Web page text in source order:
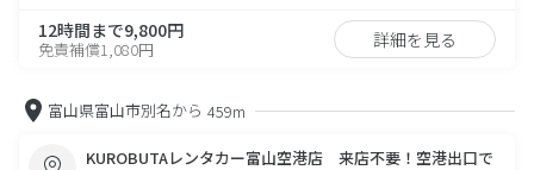
12時間まで9,800円
免責補償1,080円 詳細を見る
富山県富山市別名から 459m
KUROBUTAレンタカー富山空港店 来店不要！空港出口で